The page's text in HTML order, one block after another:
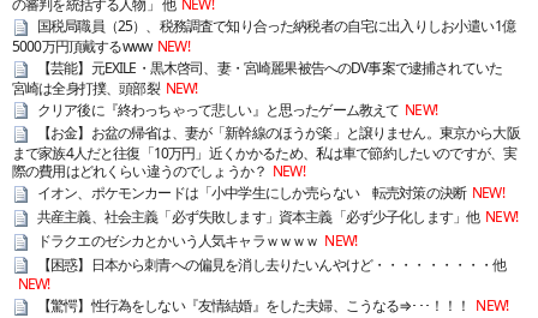
の審判を統括する人物」 他 NEW!
国税局職員（25）、税務調査で知り合った納税者の自宅に出入りしお小遣い1億
5000万円頂戴するwww NEW!
【芸能】元EXILE・黒木啓司、妻・宮崎麗果被告へのDV事案で逮捕されていた
宮崎は全身打撲、頭部裂 NEW!
クリア後に『終わっちゃって悲しい』と思ったゲーム教えて NEW!
【お金】お盆の帰省は、妻が「新幹線のほうが楽」と譲りません。東京から大阪
まで家族4人だと往復「10万円」近くかかるため、私は車で節約したいのですが、実
際の費用はどれくらい違うのでしょうか？ NEW!
イオン、ポケモンカードは「小中学生にしか売らない 転売対策の決断 NEW!
共産主義、社会主義「必ず失敗します」資本主義「必ず少子化します」他 NEW!
ドラクエのゼシカとかいう人気キャラｗｗｗｗ NEW!
【困惑】日本から刺青への偏見を消し去りたいんやけど・・・・・・・・・他
NEW!
【驚愕】性行為をしない『友情結婚』をした夫婦、こうなる⇒･･･！！！ NEW!